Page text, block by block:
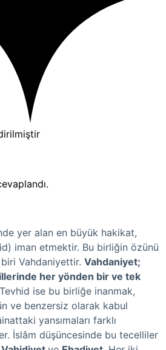
yer alan en büyük hakikat,
iman etmektir. Bu birliğin özünü
Vahdaniyettir. Vahdaniyet;
her yönden bir ve tek
Tevhid ise bu birliğe inanmak,
ve benzersiz olarak kabul
yansımaları farklı
İslâm düşüncesinde bu tecelliler